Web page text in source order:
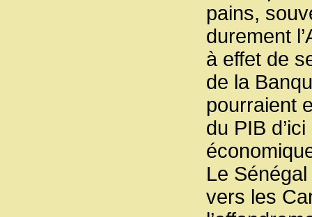
pains,
durement
à effet de
de la
pourraient
du PIB
Le
vers les